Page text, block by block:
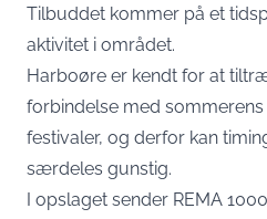
Tilbuddet kommer på et
aktivitet i området.
Harboøre er kendt for at
forbindelse med
festivaler, og derfor kan
særdeles gunstig.
I opslaget sender REMA